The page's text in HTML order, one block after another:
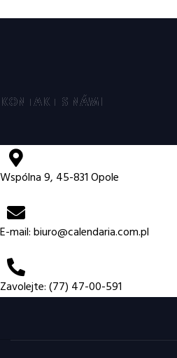
KONTAKT S NÁMI
Wspólna 9, 45-831 Opole
E-mail:biuro@calendaria.com.pl
Zavolejte: (77) 47-00-591